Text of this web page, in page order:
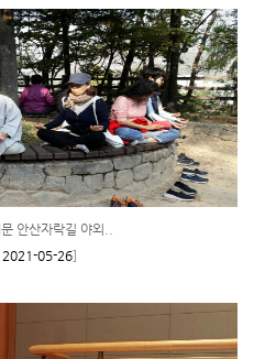
안산자락길 야외..
2021-05-26]